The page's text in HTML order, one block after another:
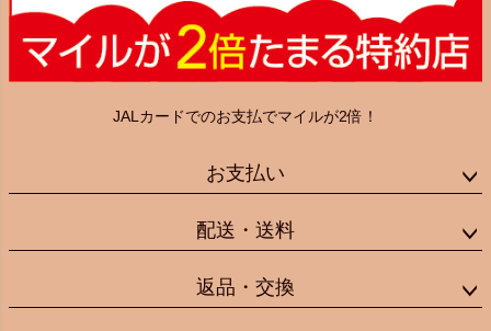
JALカードでのお支払でマイルが2倍！
お支払い
配送・送料
返品・交換